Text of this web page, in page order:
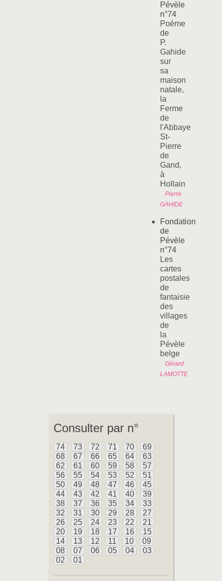
Pévèle
n°74
Poème
de
P.
Gahide
sur
sa
maison
natale,
la
Ferme
de
l'Abbaye
St-
Pierre
de
Gand,
à
Hollain
Pierre
GAHIDE
Fondation
de
Pévèle
n°74
Les
cartes
postales
de
fantaisie
des
villages
de
la
Pévèle
belge
Gérard
LAMOTTE
Consulter par n°
74 73 72 71 70
69
68
67 66 65 64
63
62
61 60 59 58
57
56
55 54 53 52
51
50
49 48 47 46
45
44
43 42 41 40
39
38
37 36 35 34
33
32
31 30 29 28
27
26
25 24 23 22
21
20
19 18 17 16
15
14
13 12 11 10
09
08
07 06 05 04
03
02
01